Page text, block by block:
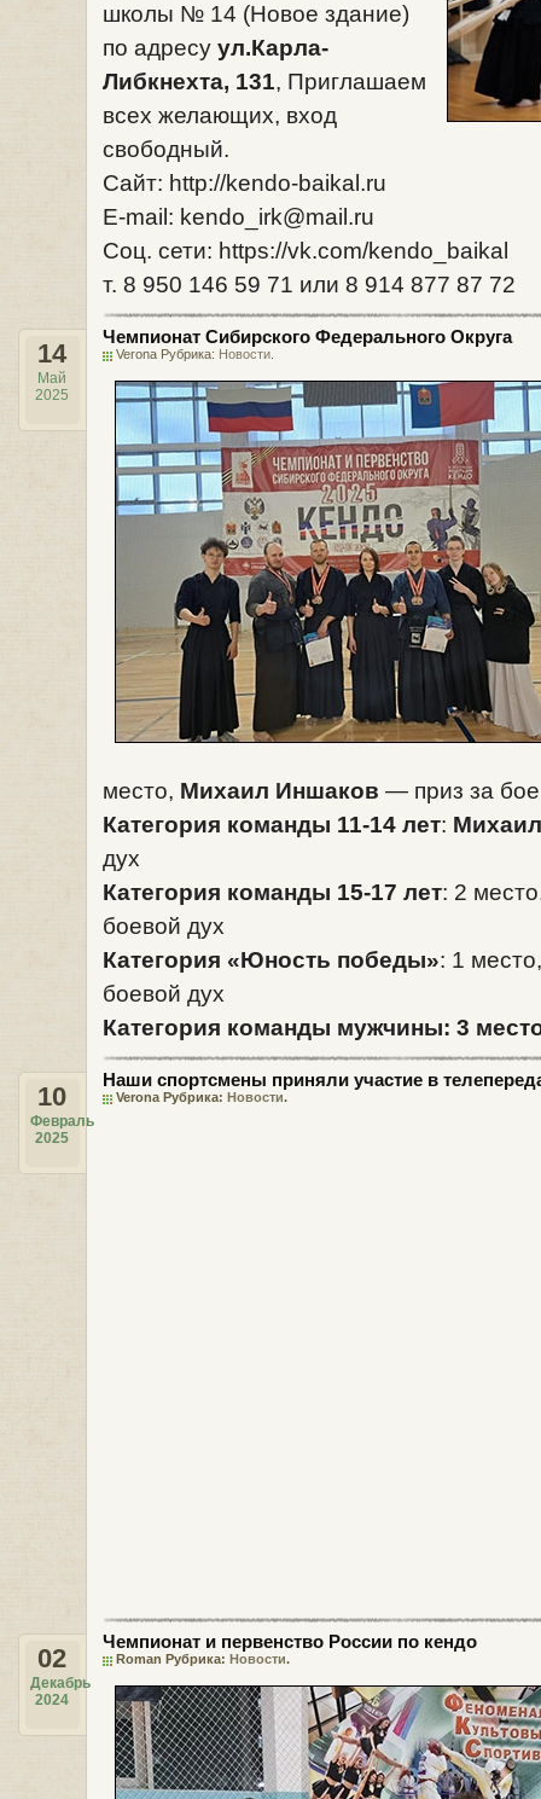
школы № 14 (Новое здание)
по адресу ул.Карла-
Либкнехта, 131, Приглашаем
всех желающих, вход
свободный.
Сайт: http://kendo-baikal.ru
E-mail: kendo_irk@mail.ru
Соц. сети: https://vk.com/kendo_baikal
т. 8 950 146 59 71 или 8 914 877 87 72
Чемпионат Сибирского Федерального Округа
Verona Рубрика: Новости
14
Май
2025
место, Михаил Иншаков — приз за
Категория команды 11-14 лет:
дух
Категория команды 15-17 лет: 2
боевой дух
Категория «Юность победы»: 1
боевой дух
Категория команды мужчины: 3
Наши спортсмены приняли участие в
Verona Рубрика: Новости.
10
Февраль
2025
Чемпионат и первенство России по кендо
Roman Рубрика: Новости.
02
Декабрь
2024